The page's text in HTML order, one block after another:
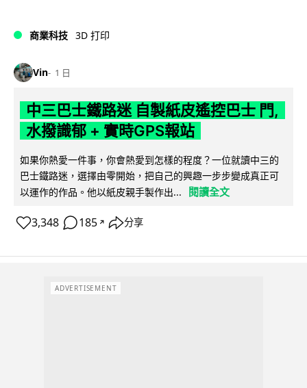
商業科技 3D 打印
Vin 1 日
中三巴士鐵路迷 自製紙皮遙控巴士 門,
水撥識郁 + 實時GPS報站
如果你熱愛一件事，你會熱愛到怎樣的程度？一位就讀中三的
巴士鐵路迷，選擇由零開始，把自己的興趣一步步變成真正可
以運作的作品。他以紙皮親手製作出...
閱讀全文
3,348 185 ↗ 分享
ADVERTISEMENT